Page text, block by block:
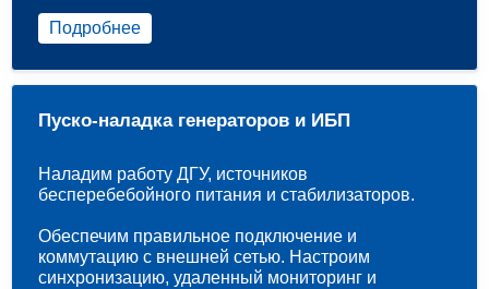
Подробнее
Пуско-наладка генераторов и ИБП
Наладим работу ДГУ, источников
бесперебебойного питания и стабилизаторов.
Обеспечим правильное подключение и
коммутацию с внешней сетью. Настроим
синхронизацию, удаленный мониторинг и